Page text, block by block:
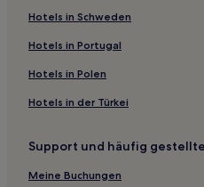
Tihoi Hotels
Mokai Hotels
Waiotaka-Tal: Hotels
Desert Road Hotels
Business in Taupō
Haustierfreundliche in Taupō
Hotels in Schweden
Hotels in Portugal
Hotels in Polen
Hotels in der Türkei
Support und häufig
Meine Buchungen